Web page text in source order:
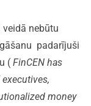
nebūtu
padarījuši
( FinCEN has
money